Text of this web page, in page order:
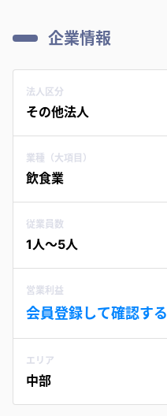
企業情報
法人区分
その他法人
業種（大項目）
飲食業
従業員数
1人〜5人
営業利益
会員登録して確認する
エリア
中部